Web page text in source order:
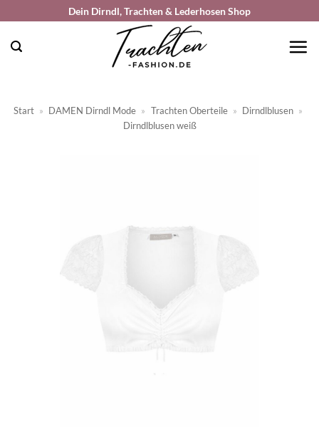
springen
Dein Dirndl, Trachten & Lederhosen Shop
Start » DAMEN Dirndl Mode » Trachten Oberteile » Dirndlblusen »
Dirndlblusen weiß